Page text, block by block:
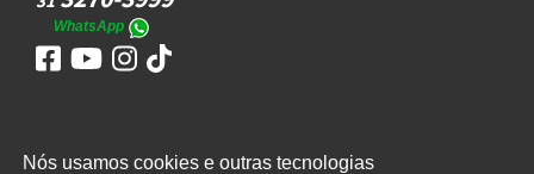
Nós usamos cookies e outras tecnologias
WhatsApp